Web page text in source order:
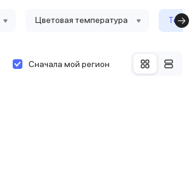
Цветовая температура
Сначала мой регион